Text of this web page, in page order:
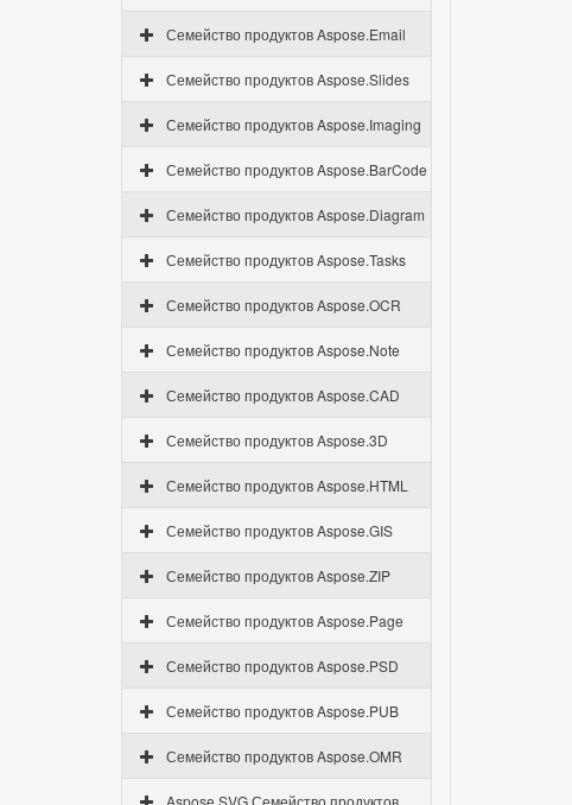
Семейство продуктов Aspose.Email
Семейство продуктов Aspose.Slides
Семейство продуктов Aspose.Imaging
Семейство продуктов Aspose.BarCode
Семейство продуктов Aspose.Diagram
Семейство продуктов Aspose.Tasks
Семейство продуктов Aspose.OCR
Семейство продуктов Aspose.Note
Семейство продуктов Aspose.CAD
Семейство продуктов Aspose.3D
Семейство продуктов Aspose.HTML
Семейство продуктов Aspose.GIS
Семейство продуктов Aspose.ZIP
Семейство продуктов Aspose.Page
Семейство продуктов Aspose.PSD
Семейство продуктов Aspose.PUB
Семейство продуктов Aspose.OMR
Aspose.SVG Семейство продуктов